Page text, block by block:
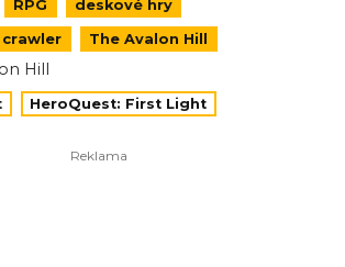
RPG deskové hry
The Avalon Hill
Hill
HeroQuest: First Light